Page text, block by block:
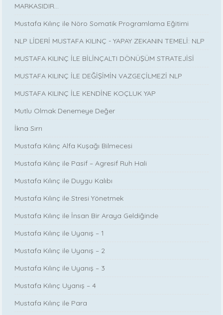
MARKASIDIR…
Mustafa Kılınç ile Nöro Somatik Programlama Eğitimi
NLP LİDERİ MUSTAFA KILINÇ - YAPAY ZEKANIN TEMELİ: NLP
MUSTAFA KILINÇ İLE BİLİNÇALTI DÖNÜŞÜM STRATEJİSİ
MUSTAFA KILINÇ İLE DEĞİŞİMİN VAZGEÇİLMEZİ NLP
MUSTAFA KILINÇ İLE KENDİNE KOÇLUK YAP
Mutlu Olmak Denemeye Değer
İkna Sırrı
Mustafa Kılınç Alfa Kuşağı Bilmecesi
Mustafa Kılınç ile Pasif – Agresif Ruh Hali
Mustafa Kılınç ile Duygu Kalıbı
Mustafa Kılınç ile Stresi Yönetmek
Mustafa Kılınç ile İnsan Bir Araya Geldiğinde
Mustafa Kılınç ile Uyanış – 1
Mustafa Kılınç ile Uyanış – 2
Mustafa Kılınç ile Uyanış – 3
Mustafa Kılınç Uyanış – 4
Mustafa Kılınç ile Para